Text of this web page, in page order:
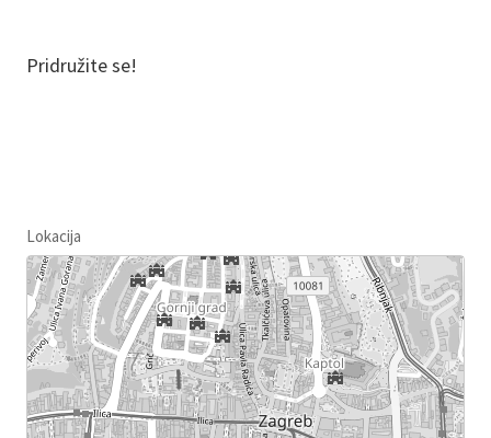
Pridružite se!
Lokacija